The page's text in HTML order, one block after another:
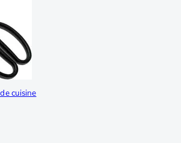
cuisine